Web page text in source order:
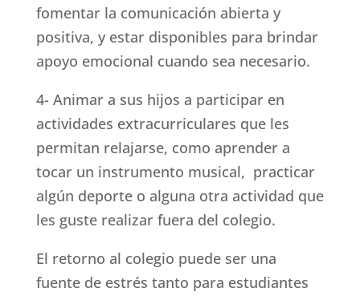
fomentar la comunicación abierta y
positiva, y estar disponibles para brindar
apoyo emocional cuando sea necesario.
4- Animar a sus hijos a participar en
actividades extracurriculares que les
permitan relajarse, como aprender a
tocar un instrumento musical, practicar
algún deporte o alguna otra actividad que
les guste realizar fuera del colegio.
El retorno al colegio puede ser una
fuente de estrés tanto para estudiantes